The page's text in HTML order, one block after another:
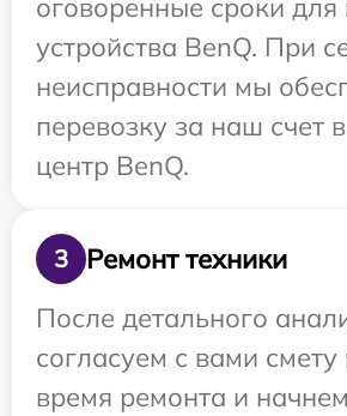
оговоренные сроки для
устройства BenQ. При
неисправности мы
перевозку за наш счет
центр BenQ.
3
Ремонт техники
После детального
согласуем с вами смету
время ремонта и